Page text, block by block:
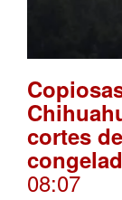
cortes
08:07